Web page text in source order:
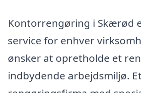
Kontorrengøring i Skærød
service for enhver
ønsker at opretholde et
indbydende arbejdsmiljø.